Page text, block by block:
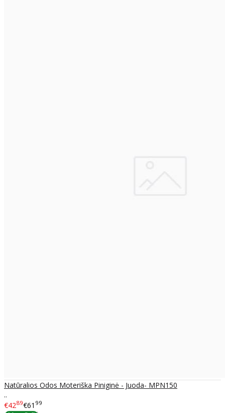
Natūralios Odos Moteriška Piniginė - Juoda- MPN150
..
€4289€61 99